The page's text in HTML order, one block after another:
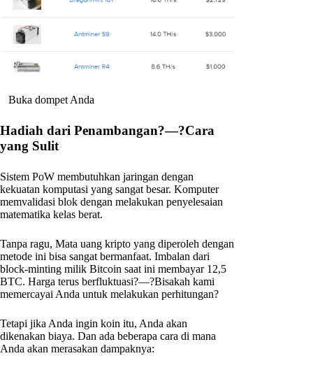
Buka dompet Anda
Hadiah dari Penambangan?—?Cara
yang Sulit
Sistem PoW membutuhkan jaringan dengan
kekuatan komputasi yang sangat besar. Komputer
memvalidasi blok dengan melakukan penyelesaian
matematika kelas berat.
Tanpa ragu, Mata uang kripto yang diperoleh dengan
metode ini bisa sangat bermanfaat. Imbalan dari
block-minting milik Bitcoin saat ini membayar 12,5
BTC. Harga terus berfluktuasi?—?Bisakah kami
memercayai Anda untuk melakukan perhitungan?
Tetapi jika Anda ingin koin itu, Anda akan
dikenakan biaya. Dan ada beberapa cara di mana
Anda akan merasakan dampaknya: